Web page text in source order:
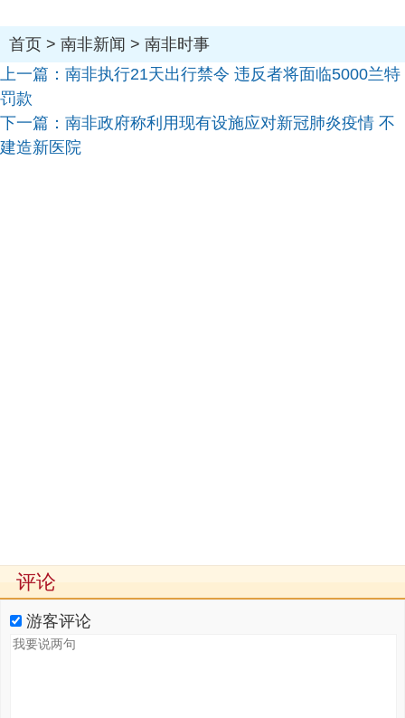
首页 > 南非新闻 > 南非时事
上一篇： 南非执行21天出行禁令 违反者将面临5000兰特
罚款
下一篇： 南非政府称利用现有设施应对新冠肺炎疫情 不
建造新医院
评论
游客评论